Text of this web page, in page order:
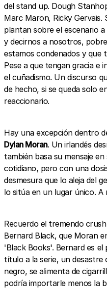
del stand up. Dough
Marc Maron, Ricky Gervais.
plantan sobre el escenario
y decirnos a nosotros,
estamos condenados y que
Pese a que tengan gracia e
el cuñadismo. Un discurso
de hecho, si se queda solo
reaccionario.
Hay una excepción dentro
Dylan Moran. Un irlandés
también basa su mensaje
cotidiano, pero con una
desmesura que lo aleja del
lo sitúa en un lugar único.
Recuerdo el tremendo
Bernard Black, que Moran
'Black Books'. Bernard es
título a la serie, un desastre
negro, se alimenta de
podría importarle menos la